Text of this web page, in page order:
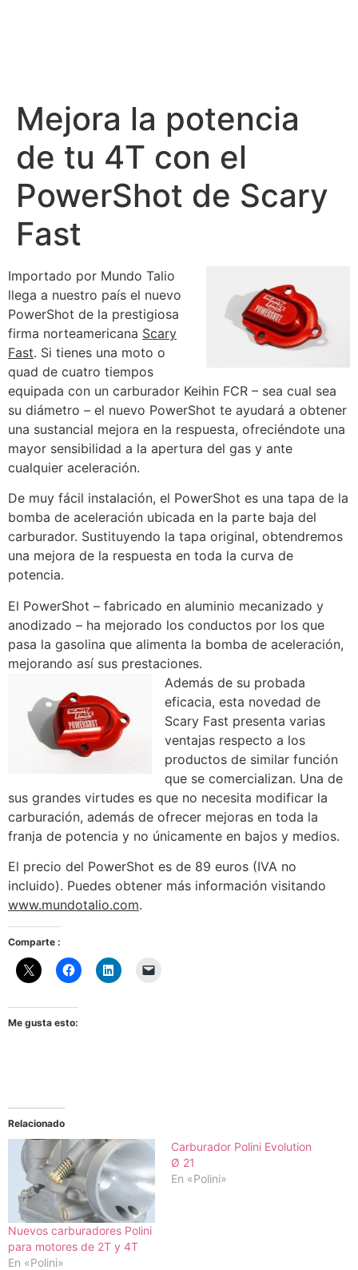
Mejora la potencia
de tu 4T con el
PowerShot de Scary
Fast
Importado por Mundo Talio
llega a nuestro país el nuevo
PowerShot de la prestigiosa
firma norteamericana Scary
Fast. Si tienes una moto o
quad de cuatro tiempos
equipada con un carburador Keihin FCR – sea cual sea
su diámetro – el nuevo PowerShot te ayudará a obtener
una sustancial mejora en la respuesta, ofreciéndote una
mayor sensibilidad a la apertura del gas y ante
cualquier aceleración.
De muy fácil instalación, el PowerShot es una tapa de la
bomba de aceleración ubicada en la parte baja del
carburador. Sustituyendo la tapa original, obtendremos
una mejora de la respuesta en toda la curva de
potencia.
El PowerShot – fabricado en aluminio mecanizado y
anodizado – ha mejorado los conductos por los que
pasa la gasolina que alimenta la bomba de aceleración,
mejorando así sus prestaciones.
Además de su probada
eficacia, esta novedad de
Scary Fast presenta varias
ventajas respecto a los
productos de similar función
que se comercializan. Una de
sus grandes virtudes es que no necesita modificar la
carburación, además de ofrecer mejoras en toda la
franja de potencia y no únicamente en bajos y medios.
El precio del PowerShot es de 89 euros (IVA no
incluido). Puedes obtener más información visitando
www.mundotalio.com.
Comparte :
Me gusta esto:
Relacionado
Nuevos carburadores Polini
para motores de 2T y 4T
En «Polini»
Carburador Polini Evolution
Ø 21
En «Polini»